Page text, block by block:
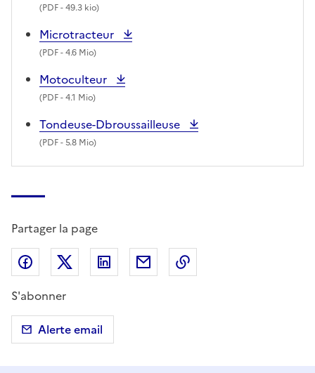
(PDF- 49.3 kio)
Microtracteur
(PDF- 4.6 Mio)
Motoculteur
(PDF- 4.1 Mio)
Tondeuse-Dbroussailleuse
(PDF- 5.8 Mio)
Partager la page
Partager sur Facebook
Partager sur X (anciennement Twitter)
Partager sur LinkedIn
Partager par email
S'abonner
Alerte email